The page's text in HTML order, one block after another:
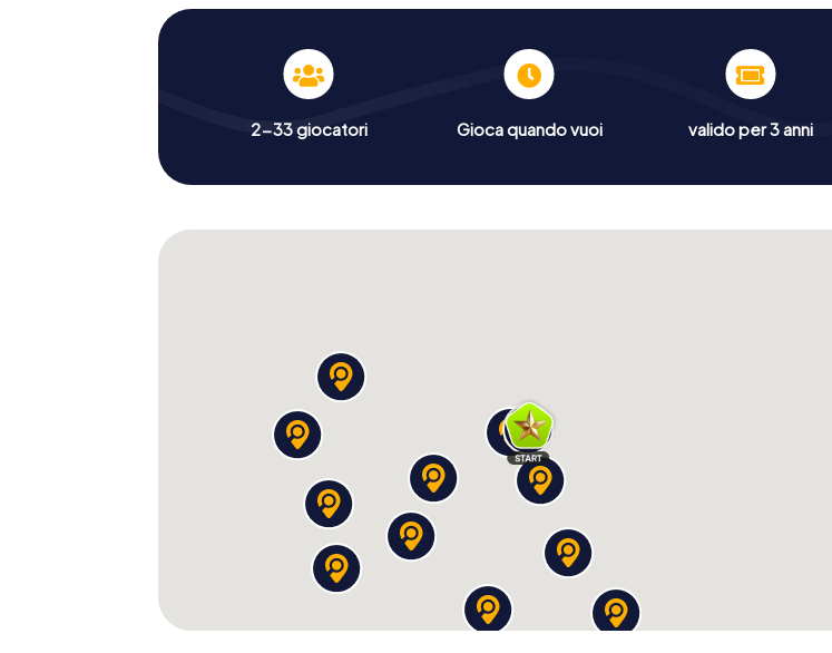
2-33 giocatori Gioca quando vuoi valido per 3 anni